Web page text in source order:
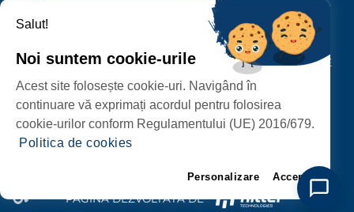
PROTECȚIA DATELOR PERSONALE
PAGINĂ DEZVOLTATĂ DE
PRIMĂRIA MUNICIPIULUI
P-ȚA 25 OCTOMBRIE, NR. 1 CORP M, 440026 SATU MARE
Salut!
Noi suntem cookie-urile
Acest site folosește cookie-uri. Navigând în
continuare vă exprimați acordul pentru folosirea
cookie-urilor conform Regulamentului (UE) 2016/679.
Politica de cookies
Personalizare Accept